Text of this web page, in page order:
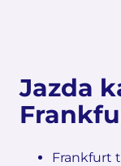
Jazda
Frankfurt